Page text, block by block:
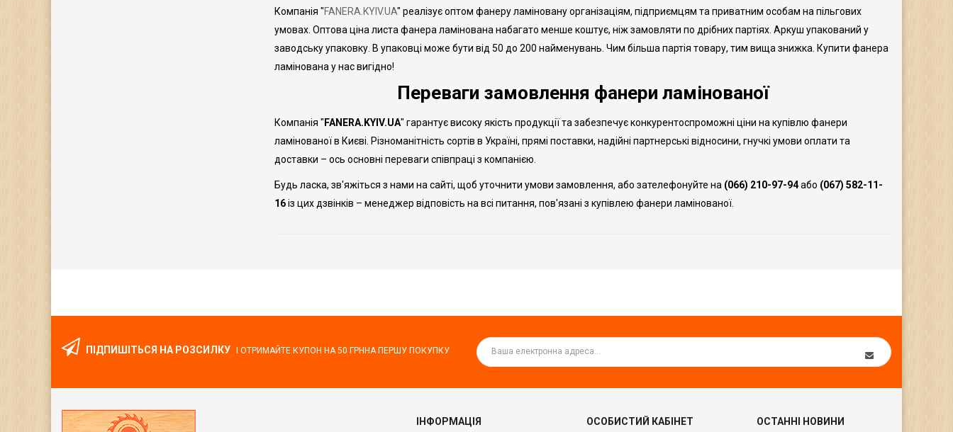
Компанія "FANERA.KYIV.UA" реалізує оптом фанеру ламіновану організаціям, підприємцям та приватним особам на пільгових
умовах. Оптова ціна листа фанера ламінована набагато менше коштує, ніж замовляти по дрібних партіях. Аркуш упакований у
заводську упаковку. В упаковці може бути від 50 до 200 найменувань. Чим більша партія товару, тим вища знижка. Купити фанера
ламінована у нас вигідно!
Переваги замовлення фанери ламінованої
Компанія " FANERA.KYIV.UA" гарантує високу якість продукції та забезпечує конкурентоспроможні ціни на купівлю фанери
ламінованої в Києві. Різноманітність сортів в Україні, прямі поставки, надійні партнерські відносини, гнучкі умови оплати та
доставки – ось основні переваги співпраці з компанією.
Будь ласка, зв'яжіться з нами на сайті, щоб уточнити умови замовлення, або зателефонуйте на (066) 210-97-94або (067) 582-11-
16із цих дзвінків – менеджер відповість на всі питання, пов'язані з купівлею фанери ламінованої.
ПІДПИШІТЬСЯ НА РОЗСИЛКУ І ОТРИМАЙТЕ КУПОН НА50 ГРН НА ПЕРШУ ПОКУПКУ
ІНФОРМАЦІЯ ОСОБИСТИЙ КАБІНЕТ ОСТАННІ НОВИНИ